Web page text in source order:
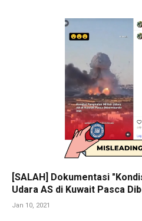
[SALAH] Dokumentasi
Udara AS di Kuwait Pasca
Jan 10, 2021